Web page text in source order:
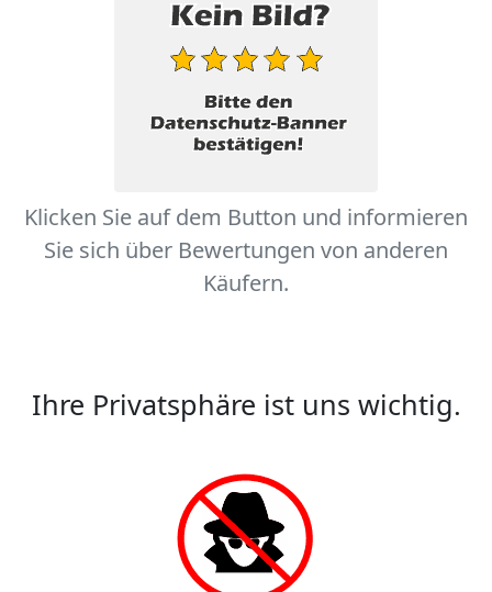
Klicken Sie auf dem Button und informieren
Sie sich über Bewertungen von anderen
Käufern.
Ihre Privatsphäre ist uns wichtig.